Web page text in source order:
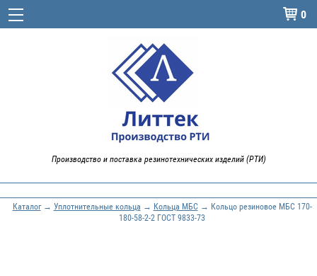
 0
Производство и поставка резинотехнических изделий (РТИ)
Каталог→ Уплотнительные кольца → Кольца МБС→ Кольцо резиновое МБС 170-
180-58-2-2 ГОСТ 9833-73